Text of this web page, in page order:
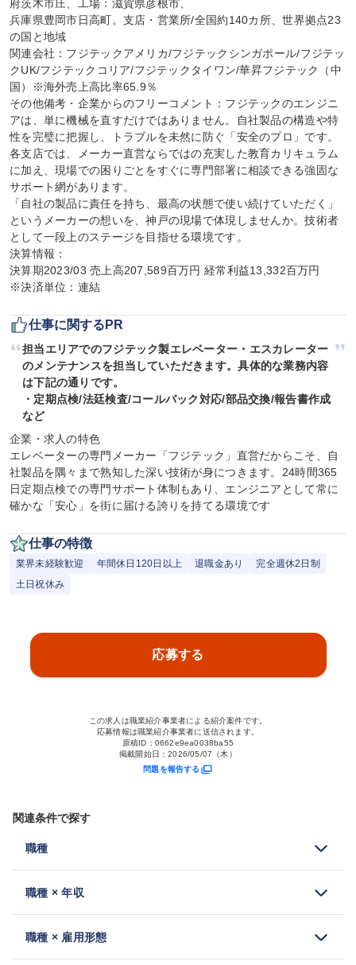
府茨木市庄、工場：滋賀県彦根市、
兵庫県豊岡市日高町。支店・営業所/全国約140カ所、世界拠点23
の国と地域
関連会社：フジテックアメリカ/フジテックシンガポール/フジテッ
クUK/フジテックコリア/フジテックタイワン/華昇フジテック（中
国）※海外売上高比率65.9％
その他備考・企業からのフリーコメント：フジテックのエンジニ
アは、単に機械を直すだけではありません。自社製品の構造や特
性を完璧に把握し、トラブルを未然に防ぐ「安全のプロ」です。
各支店では、メーカー直営ならではの充実した教育カリキュラム
に加え、現場での困りごとをすぐに専門部署に相談できる強固な
サポート網があります。
「自社の製品に責任を持ち、最高の状態で使い続けていただく」
というメーカーの想いを、神戸の現場で体現しませんか。技術者
として一段上のステージを目指せる環境です。
決算情報：
決算期2023/03 売上高207,589百万円 経常利益13,332百万円
※決済単位：連結
仕事に関するPR
担当エリアでのフジテック製エレベーター・エスカレーター
のメンテナンスを担当していただきます。具体的な業務内容
は下記の通りです。
・定期点検/法廷検査/コールバック対応/部品交換/報告書作成
など
企業・求人の特色
エレベーターの専門メーカー「フジテック」直営だからこそ、自
社製品を隅々まで熟知した深い技術が身につきます。24時間365
日定期点検での専門サポート体制もあり、エンジニアとして常に
確かな「安心」を街に届ける誇りを持てる環境です
仕事の特徴
業界未経験歓迎 年間休日120日以上 退職金あり
完全週休2日制
土日祝休み
応募する
この求人は職業紹介事業者による紹介案件です。
応募情報は職業紹介事業者に送信されます。
原稿ID： 0662e9ea0038ba55
掲載開始日：2026/05/07（木）
問題を報告する
関連条件で探す
職種
職種 × 年収
職種 × 雇用形態